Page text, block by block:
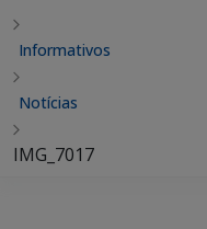
Informativos
Notícias
IMG_7017